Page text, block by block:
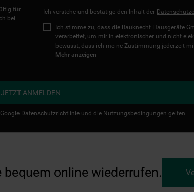
für
bei
Ich verstehe und bestätige den Inhalt der
Ich stimme zu, dass die Bauknecht Hausgeräte
verarbeitet, um mir in elektronischer und nicht
bewusst, dass ich meine Zustimmung jederzeit
Mehr anzeigen
JETZT ANMELDEN
Datenschutzrichtlinieund die Nutzungsbedingungen gelten.
online wiederrufen.